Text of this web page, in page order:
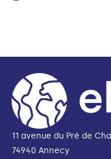
11 avenue du Pré de
74940 Annecy